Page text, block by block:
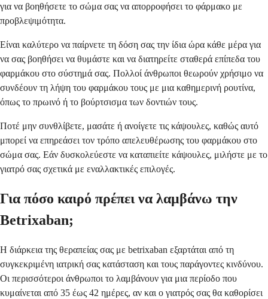
για να βοηθήσετε το σώμα σας να απορροφήσει το φάρμακο με
προβλεψιμότητα.
Είναι καλύτερο να παίρνετε τη δόση σας την ίδια ώρα κάθε μέρα για
να σας βοηθήσει να θυμάστε και να διατηρείτε σταθερά επίπεδα του
φαρμάκου στο σύστημά σας. Πολλοί άνθρωποι θεωρούν χρήσιμο να
συνδέουν τη λήψη του φαρμάκου τους με μια καθημερινή ρουτίνα,
όπως το πρωινό ή το βούρτσισμα των δοντιών τους.
Ποτέ μην συνθλίβετε, μασάτε ή ανοίγετε τις κάψουλες, καθώς αυτό
μπορεί να επηρεάσει τον τρόπο απελευθέρωσης του φαρμάκου στο
σώμα σας. Εάν δυσκολεύεστε να καταπιείτε κάψουλες, μιλήστε με το
γιατρό σας σχετικά με εναλλακτικές επιλογές.
Για πόσο καιρό πρέπει να λαμβάνω την
Betrixaban;
Η διάρκεια της θεραπείας σας με betrixaban εξαρτάται από τη
συγκεκριμένη ιατρική σας κατάσταση και τους παράγοντες κινδύνου.
Οι περισσότεροι άνθρωποι το λαμβάνουν για μια περίοδο που
κυμαίνεται από 35 έως 42 ημέρες, αν και ο γιατρός σας θα καθορίσει